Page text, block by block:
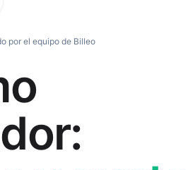
por el equipo de Billeo